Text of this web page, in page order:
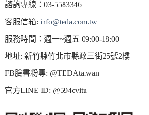
諮詢專線：03-5583346
客服信箱: info@teda.com.tw
服務時間：週一~週五 09:00-18:00
地址: 新竹縣竹北市縣政三街25號2樓
FB臉書粉專: @TEDAtaiwan
官方LINE ID: @594cvitu